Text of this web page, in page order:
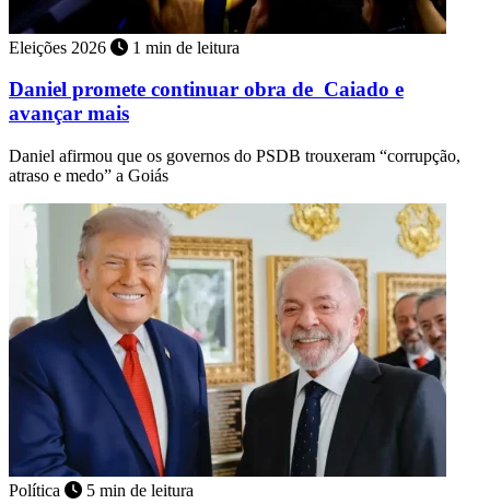
Eleições 2026 1 min de leitura
Daniel promete continuar obra de Caiado e
avançar mais
Daniel afirmou que os governos do PSDB trouxeram “corrupção,
atraso e medo” a Goiás
Política 5 min de leitura